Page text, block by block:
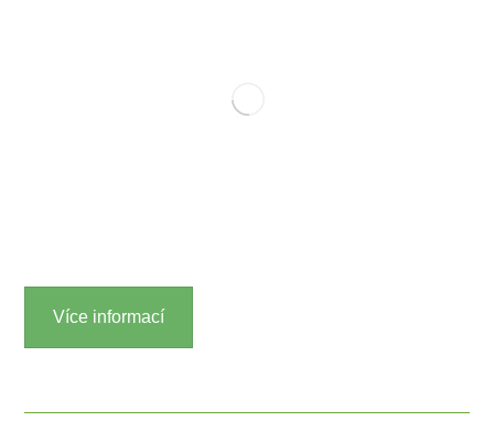
Více informací